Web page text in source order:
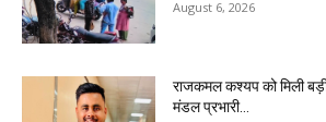
August 6, 2026
राजकमल कश्यप को मिली
मंडल प्रभारी…